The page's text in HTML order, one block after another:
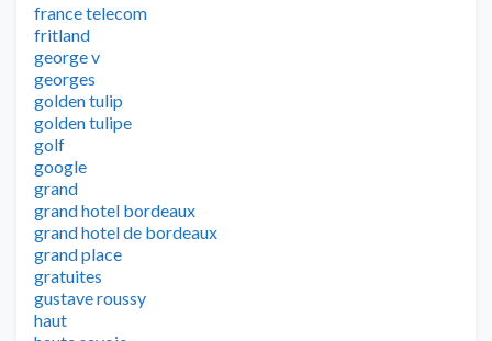
france telecom
fritland
george v
georges
golden tulip
golden tulipe
golf
google
grand
grand hotel bordeaux
grand hotel de bordeaux
grand place
gratuites
gustave roussy
haut